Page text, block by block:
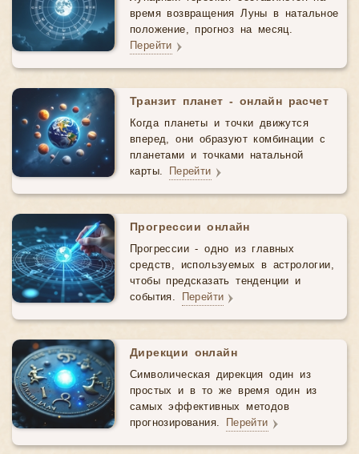
время возвращения Луны в натальное
положение, прогноз на месяц.
Перейти
Транзит планет - онлайн расчет
Когда планеты и точки движутся
вперед, они образуют комбинации с
планетами и точками натальной
карты.
Перейти
Прогрессии онлайн
Прогрессии - одно из главных
средств, используемых в астрологии,
чтобы предсказать тенденции и
события.
Перейти
Дирекции онлайн
Символическая дирекция один из
простых и в то же время один из
самых эффективных методов
прогнозирования.
Перейти